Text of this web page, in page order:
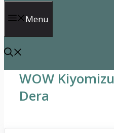
Menu
WOW Kiyomizu
Dera